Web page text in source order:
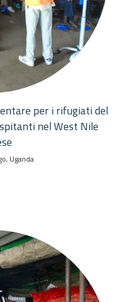
per i rifugiati del
nel West Nile
Uganda